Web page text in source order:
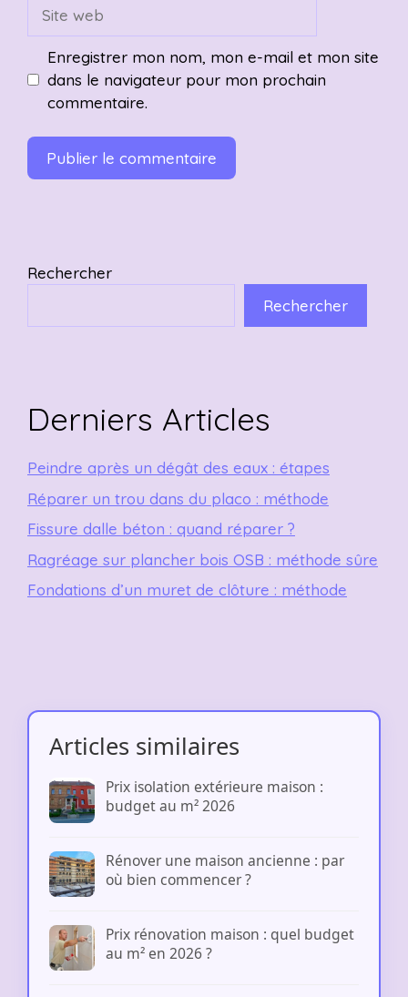
web
Enregistrer mon nom, mon e-mail et mon site
dans le navigateur pour mon prochain
commentaire.
Rechercher
Rechercher
Derniers Articles
Peindre après un dégât des eaux : étapes
Réparer un trou dans du placo : méthode
Fissure dalle béton : quand réparer ?
Ragréage sur plancher bois OSB : méthode sûre
Fondations d’un muret de clôture : méthode
Articles similaires
Prix isolation extérieure maison :
budget au m² 2026
Rénover une maison ancienne : par
où bien commencer ?
Prix rénovation maison : quel budget
au m² en 2026 ?